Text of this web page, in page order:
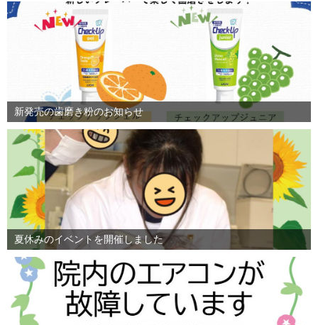
新発売の歯磨き粉のお知らせ
夏休みのイベントを開催しました